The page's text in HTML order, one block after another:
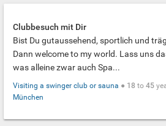
Clubbesuch mit Dir
Bist Du gutaussehend, sportlich und
Dann welcome to my world. Lass uns
was alleine zwar auch Spa...
Visiting a swinger club or sauna ● 18 to 45
München